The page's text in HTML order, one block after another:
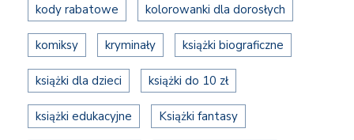
kody rabatowe kolorowanki dla dorosłych
komiksy kryminały książki biograficzne
książki dla dzieci książki do 10 zł
książki edukacyjne Książki fantasy